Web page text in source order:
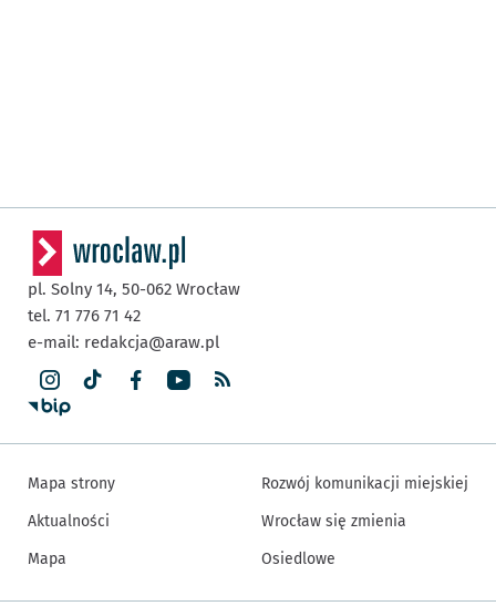
pl. Solny 14, 50-062 Wrocław
tel. 71 776 71 42
e-mail: redakcja@araw.pl
Mapa strony
Aktualności
Mapa
Rozwój komunikacji miejskiej
Wrocław się zmienia
Osiedlowe